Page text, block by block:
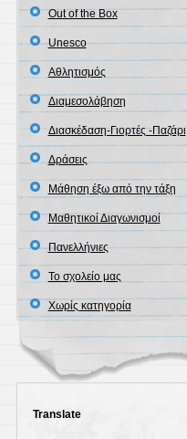
Out of the Box
Unesco
Αθλητισμός
Διαμεσολάβηση
Διασκέδαση-Γιορτές -Παζάρι
Δράσεις
Μάθηση έξω από την τάξη
Μαθητικοί Διαγωνισμοί
Πανελλήνιες
Το σχολείο μας
Χωρίς κατηγορία
Translate